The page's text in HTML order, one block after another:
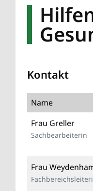
Kontakt
Name
Frau Greller
Sachbearbeiterin
Frau